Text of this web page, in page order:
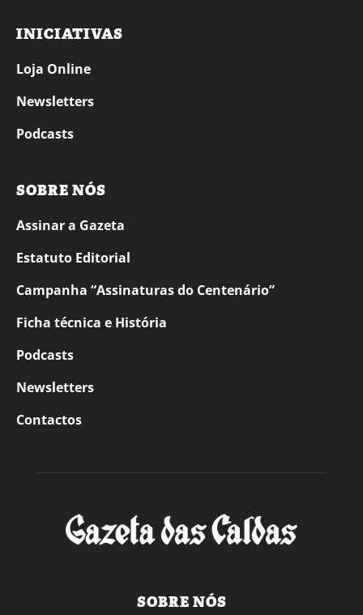
INICIATIVAS
Loja Online
Newsletters
Podcasts
SOBRE NÓS
Assinar a Gazeta
Estatuto Editorial
Campanha “Assinaturas do Centenário”
Ficha técnica e História
Podcasts
Newsletters
Contactos
SOBRE NÓS